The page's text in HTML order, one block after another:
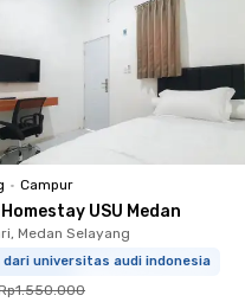
• Campur
USU Medan
Medan Selayang
dari universitas audi indonesia